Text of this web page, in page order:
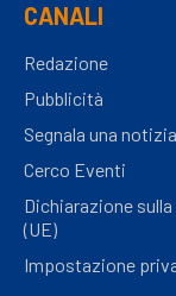
CANALI
Redazione
Pubblicità
Segnala una notizia
Cerco Eventi
Dichiarazione
(UE)
Impostazione